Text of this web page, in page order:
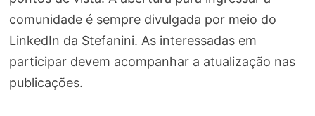
comunidade é sempre divulgada por meio do
LinkedIn da Stefanini. As interessadas em
participar devem acompanhar a atualização nas
publicações.